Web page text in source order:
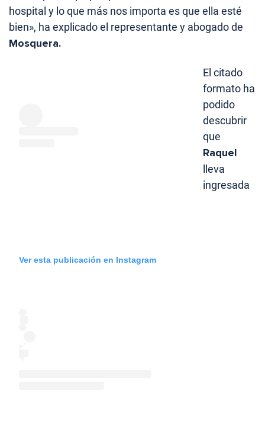
hospital y lo que más nos importa es que ella esté
bien», ha explicado el representante y abogado de
Mosquera.
Ver esta publicación en Instagram
El citado
formato ha
podido
descubrir
que
Raquel
lleva
ingresada